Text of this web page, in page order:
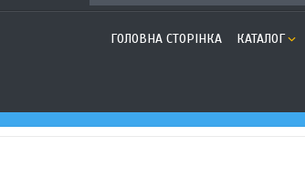
ГОЛОВНА СТОРІНКА КАТАЛОГ